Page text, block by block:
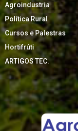
Agroindustria
Política Rural
Cursos e Palestras
Hortifrúti
ARTIGOS TEC.